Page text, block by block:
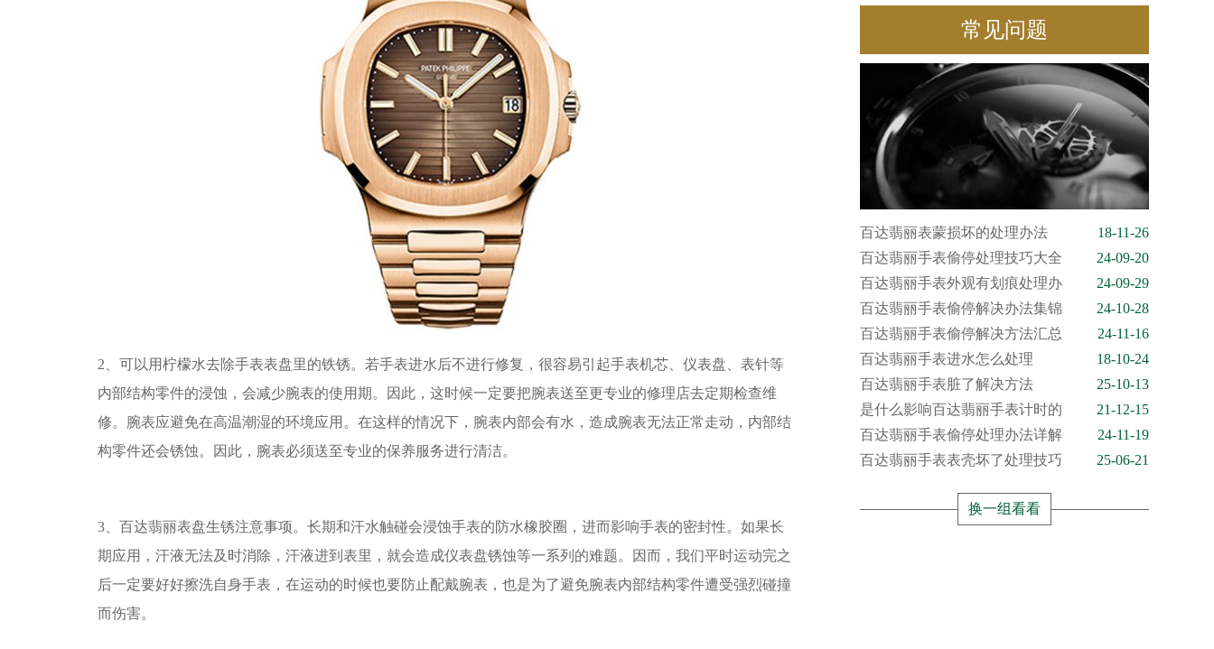
2、可以用柠檬水去除手表表盘里的铁锈。若手表进水后不进行修复，很容易引起手表机芯、仪表盘、表针等
内部结构零件的浸蚀，会减少腕表的使用期。因此，这时候一定要把腕表送至更专业的修理店去定期检查维
修。腕表应避免在高温潮湿的环境应用。在这样的情况下，腕表内部会有水，造成腕表无法正常走动，内部结
构零件还会锈蚀。因此，腕表必须送至专业的保养服务进行清洁。
3、百达翡丽表盘生锈注意事项。长期和汗水触碰会浸蚀手表的防水橡胶圈，进而影响手表的密封性。如果长
期应用，汗液无法及时消除，汗液进到表里，就会造成仪表盘锈蚀等一系列的难题。因而，我们平时运动完之
后一定要好好擦洗自身手表，在运动的时候也要防止配戴腕表，也是为了避免腕表内部结构零件遭受强烈碰撞
而伤害。
常见问题
百达翡丽表蒙损坏的处理办法
18-11-26
百达翡丽手表偷停处理技巧大全
24-09-20
百达翡丽手表外观有划痕处理办
24-09-29
百达翡丽手表偷停解决办法集锦
24-10-28
百达翡丽手表偷停解决方法汇总
24-11-16
百达翡丽手表进水怎么处理
18-10-24
百达翡丽手表脏了解决方法
25-10-13
是什么影响百达翡丽手表计时的
21-12-15
百达翡丽手表偷停处理办法详解
24-11-19
百达翡丽手表表壳坏了处理技巧
25-06-21
换一组看看